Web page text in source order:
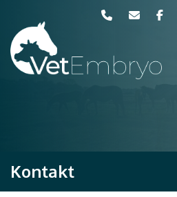
hovedindhold
Kontakt